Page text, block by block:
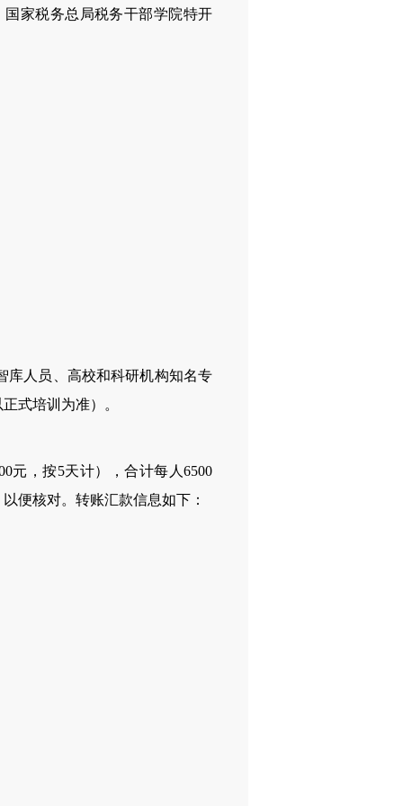
家税务总局税务干部学院特开
人员、高校和科研机构知名专
式培训为准）。
，按5天计），合计每人6500
便核对。转账汇款信息如下：